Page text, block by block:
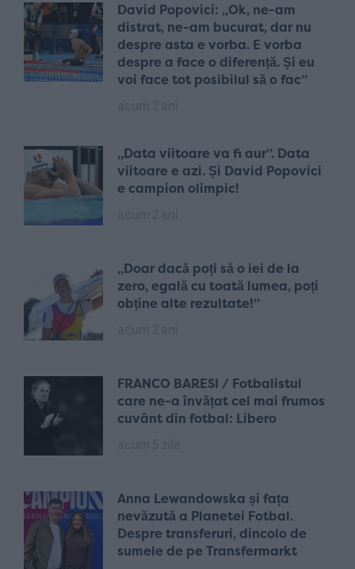
David Popovici: „Ok, ne-am
distrat, ne-am bucurat, dar nu
despre asta e vorba. E vorba
despre a face o diferență. Și eu
voi face tot posibilul să o fac”
„Data viitoare va fi aur”. Data
viitoare e azi. Și David Popovici
e campion olimpic!
„Doar dacă poți să o iei de la
zero, egală cu toată lumea, poți
obține alte rezultate!”
FRANCO BARESI / Fotbalistul
care ne-a învățat cel mai frumos
cuvânt din fotbal: Libero
Anna Lewandowska și fața
nevăzută a Planetei Fotbal.
Despre transferuri, dincolo de
sumele de pe Transfermarkt